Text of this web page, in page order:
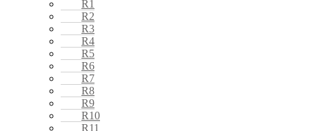
R1
R2
R3
R4
R5
R6
R7
R8
R9
R10
R11